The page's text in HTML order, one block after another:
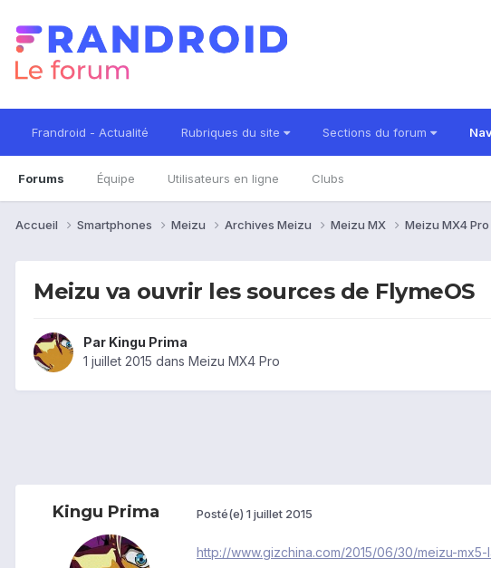
Frandroid - Actualité Rubriques du site Sections du forum
Forums Équipe Utilisateurs en ligne Clubs
Accueil Smartphones Meizu Archives Meizu Meizu MX Meizu MX4 Pro
Meizu va ouvrir les sources de FlymeOS
Par Kingu Prima
1 juillet 2015 dans Meizu MX4 Pro
Kingu Prima Posté(e) 1 juillet 2015
http://www.gizchina.com/2015/06/30/meizu-